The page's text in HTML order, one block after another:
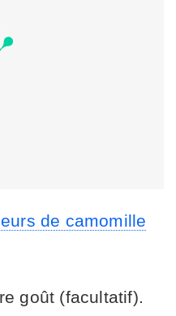
de camomille
goût (facultatif).